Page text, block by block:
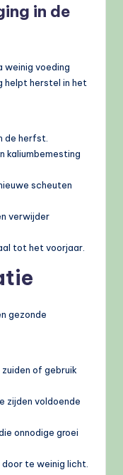
in de
weinig voeding
helpt herstel in het
de herfst.
kaliumbemesting
scheuten
verwijder
tot het voorjaar.
gezonde
of gebruik
zijden voldoende
onnodige groei
te weinig licht.